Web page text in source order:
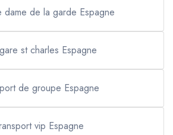
dame de la garde Espagne
st charles Espagne
de groupe Espagne
vip Espagne